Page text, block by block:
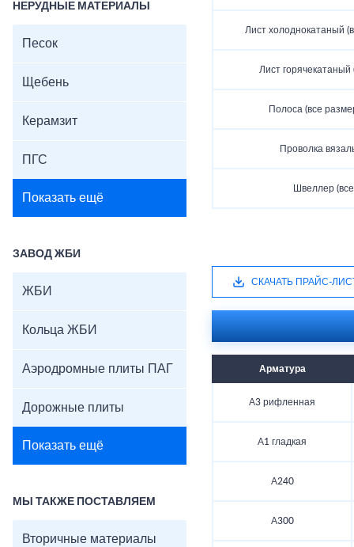
НЕРУДНЫЕ МАТЕРИАЛЫ
Песок
Щебень
Керамзит
ПГС
Показать ещё
ЗАВОД ЖБИ
ЖБИ
Кольца ЖБИ
Аэродромные плиты ПАГ
Дорожные плиты
Показать ещё
МЫ ТАКЖЕ ПОСТАВЛЯЕМ
Вторичные материалы
Лист холоднокатаный
Лист
Полоса (все
Проволка
Швеллер
СКАЧАТЬ ПРАЙС-
Арматура
А3 рифленная
А1 гладкая
А240
А300